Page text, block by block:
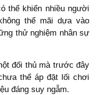
thể khiến nhiều người
thể mãi dựa vào
thử nghiệm nhân sự
đối thủ mà trước đây
thể áp đặt lối chơi
đáng suy ngẫm.